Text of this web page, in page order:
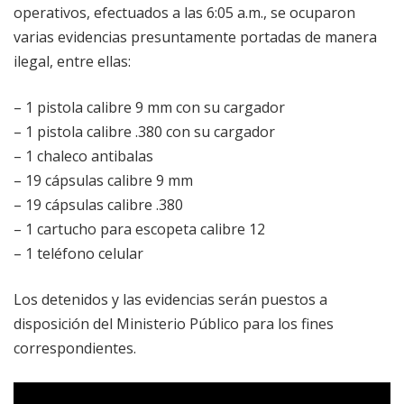
operativos, efectuados a las 6:05 a.m., se ocuparon
varias evidencias presuntamente portadas de manera
ilegal, entre ellas:
– 1 pistola calibre 9 mm con su cargador
– 1 pistola calibre .380 con su cargador
– 1 chaleco antibalas
– 19 cápsulas calibre 9 mm
– 19 cápsulas calibre .380
– 1 cartucho para escopeta calibre 12
– 1 teléfono celular
Los detenidos y las evidencias serán puestos a
disposición del Ministerio Público para los fines
correspondientes.